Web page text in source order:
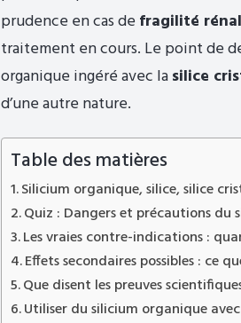
prudence en cas de fragilité
traitement en cours. Le point de
organique ingéré avec lasilice
d’une autre nature.
Table des matières
Silicium organique, silice, silice
Quiz : Dangers et précautions du
Les vraies contre-indications :
Effets secondaires possibles : ce
Que disent les preuves
Utiliser du silicium organique